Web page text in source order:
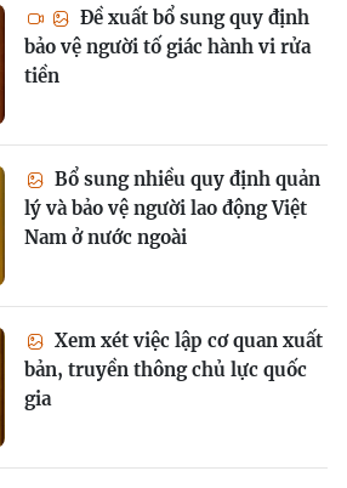
Đề xuất bổ sung quy định
bảo vệ người tố giác hành vi rửa
tiền
Bổ sung nhiều quy định quản
lý và bảo vệ người lao động Việt
Nam ở nước ngoài
Xem xét việc lập cơ quan xuất
bản, truyền thông chủ lực quốc
gia